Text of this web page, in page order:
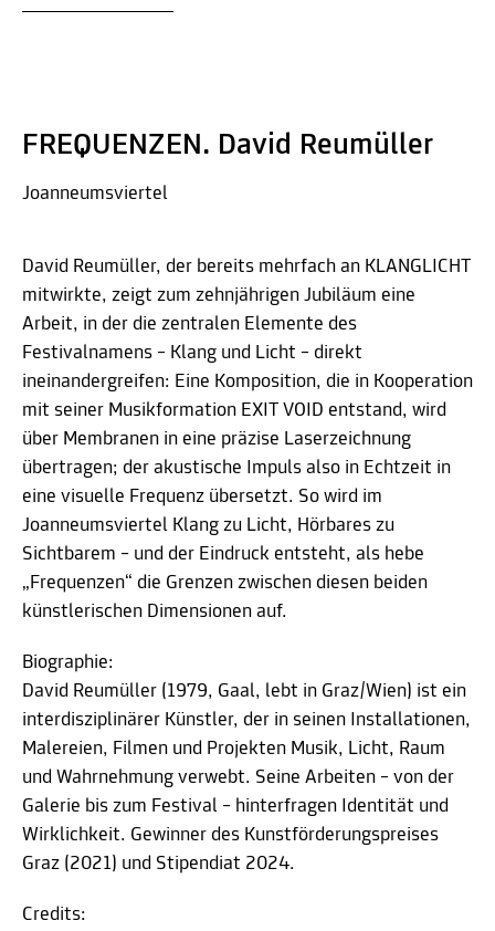
FREQUENZEN. David Reumüller
Joanneumsviertel
David Reumüller, der bereits mehrfach an KLANGLICHT
mitwirkte, zeigt zum zehnjährigen Jubiläum eine
Arbeit, in der die zentralen Elemente des
Festivalnamens – Klang und Licht – direkt
ineinandergreifen: Eine Komposition, die in Kooperation
mit seiner Musikformation EXIT VOID entstand, wird
über Membranen in eine präzise Laserzeichnung
übertragen; der akustische Impuls also in Echtzeit in
eine visuelle Frequenz übersetzt. So wird im
Joanneumsviertel Klang zu Licht, Hörbares zu
Sichtbarem – und der Eindruck entsteht, als hebe
„Frequenzen“ die Grenzen zwischen diesen beiden
künstlerischen Dimensionen auf.
Biographie:
David Reumüller (1979, Gaal, lebt in Graz/Wien) ist ein
interdisziplinärer Künstler, der in seinen Installationen,
Malereien, Filmen und Projekten Musik, Licht, Raum
und Wahrnehmung verwebt. Seine Arbeiten – von der
Galerie bis zum Festival – hinterfragen Identität und
Wirklichkeit. Gewinner des Kunstförderungspreises
Graz (2021) und Stipendiat 2024.
Credits: